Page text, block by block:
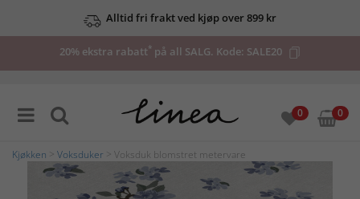
Alltid fri frakt ved kjøp over 899 kr
20% ekstra rabatt* på all SALG. Kode: SALE20
0 0
Kjøkken Voksduker > Voksduk blomstret metervare